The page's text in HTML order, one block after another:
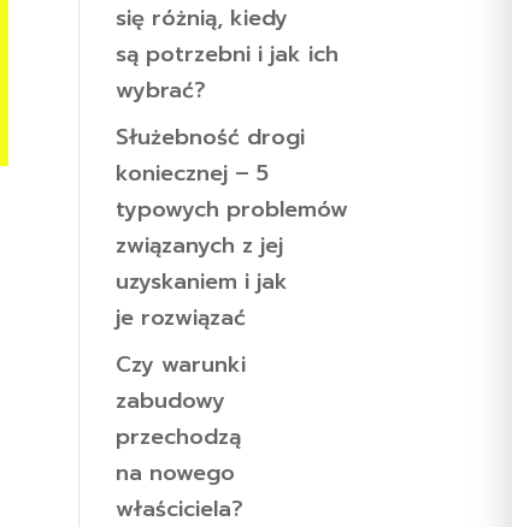
się różnią, kiedy
są potrzebni i jak ich
wybrać?
Służebność drogi
koniecznej – 5
typowych problemów
związanych z jej
uzyskaniem i jak
je rozwiązać
Czy warunki
zabudowy
przechodzą
na nowego
właściciela?